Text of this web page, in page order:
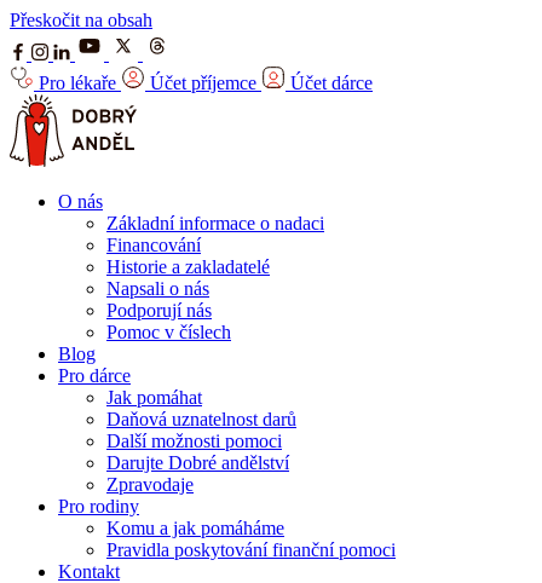
Přeskočit na obsah
Pro lékaře Účet příjemce Účet dárce
O nás
Základní informace o nadaci
Financování
Historie a zakladatelé
Napsali o nás
Podporují nás
Pomoc v číslech
Blog
Pro dárce
Jak pomáhat
Daňová uznatelnost darů
Další možnosti pomoci
Darujte Dobré andělství
Zpravodaje
Pro rodiny
Komu a jak pomáháme
Pravidla poskytování finanční pomoci
Kontakt